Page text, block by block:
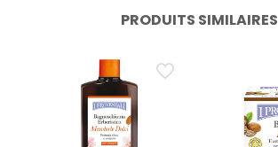
PRODUITS SIMILAIRES